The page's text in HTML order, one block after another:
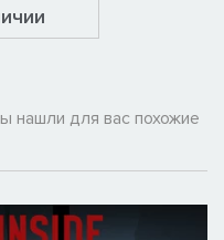
нашли для вас похожие